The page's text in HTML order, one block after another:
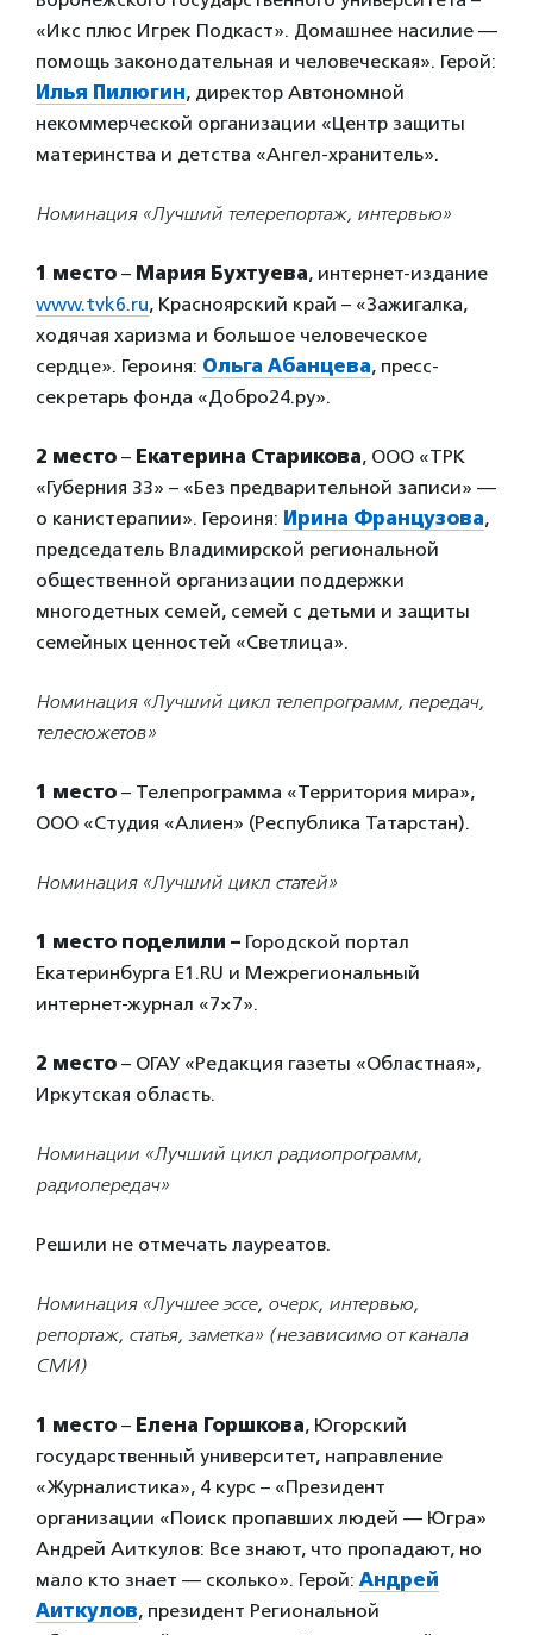
«Икс плюс Игрек Подкаст». Домашнее насилие —
помощь законодательная и человеческая». Герой:
Илья Пилюгин, директор Автономной
некоммерческой организации «Центр защиты
материнства и детства «Ангел-хранитель».
Номинация «Лучший телерепортаж, интервью»
1 место – Мария Бухтуева, интернет-издание
www.tvk6.ru, Красноярский край – «Зажигалка,
ходячая харизма и большое человеческое
сердце». Героиня: Ольга Абанцева, пресс-
секретарь фонда «Добро24.ру».
2 место – Екатерина Старикова, ООО «ТРК
«Губерния 33» – «Без предварительной записи» —
о канистерапии». Героиня: Ирина Французова,
председатель Владимирской региональной
общественной организации поддержки
многодетных семей, семей с детьми и защиты
семейных ценностей «Cветлица».
Номинация «Лучший цикл телепрограмм, передач,
телесюжетов»
1 место – Телепрограмма «Территория мира»,
ООО «Студия «Алиен» (Республика Татарстан).
Номинация «Лучший цикл статей»
1 место поделили – Городской портал
Екатеринбурга E1.RU и Межрегиональный
интернет-журнал «7×7».
2 место – ОГАУ «Редакция газеты «Областная»,
Иркутская область.
Номинации «Лучший цикл радиопрограмм,
радиопередач»
Решили не отмечать лауреатов.
Номинация «Лучшее эссе, очерк, интервью,
репортаж, статья, заметка» (независимо от канала
СМИ)
1 место – Елена Горшкова, Югорский
государственный университет, направление
«Журналистика», 4 курс – «Президент
организации «Поиск пропавших людей — Югра»
Андрей Аиткулов: Все знают, что пропадают, но
мало кто знает — сколько». Герой: Андрей
Аиткулов, президент Региональной